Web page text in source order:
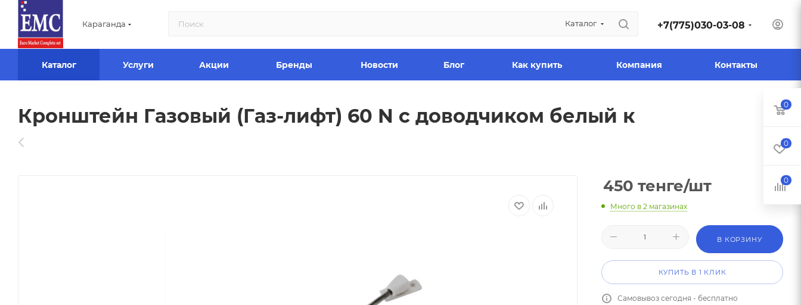
Караганда Каталог +7(775)030-03-08
Каталог Услуги Акции Бренды Новости Блог Как купить Компания Контакты
Кронштейн Газовый (Газ-лифт) 60 N с доводчиком белый к
450 тенге/шт
Много в 2 магазинах
В КОРЗИНУ
КУПИТЬ В 1 КЛИК
Самовывоз сегодня - бесплатно
0
0
0